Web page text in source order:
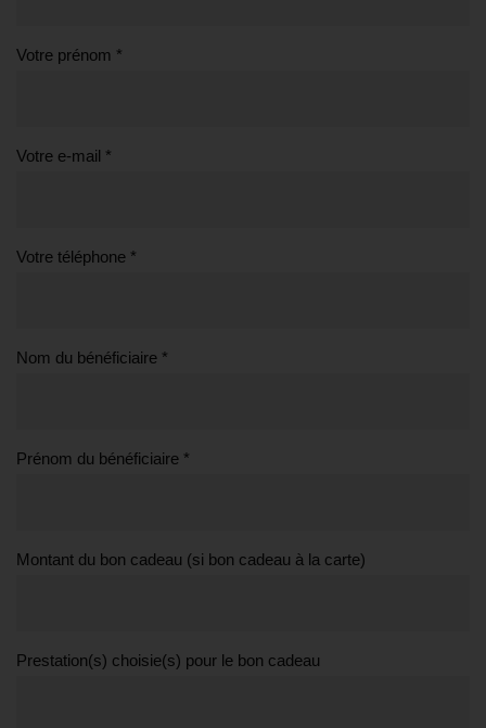
Votre prénom *
Votre e-mail *
Votre téléphone *
Nom du bénéficiaire *
Prénom du bénéficiaire *
Montant du bon cadeau (si bon cadeau à la carte)
Prestation(s) choisie(s) pour le bon cadeau